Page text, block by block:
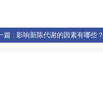
篇 : 影响新陈代谢的因素有哪些？